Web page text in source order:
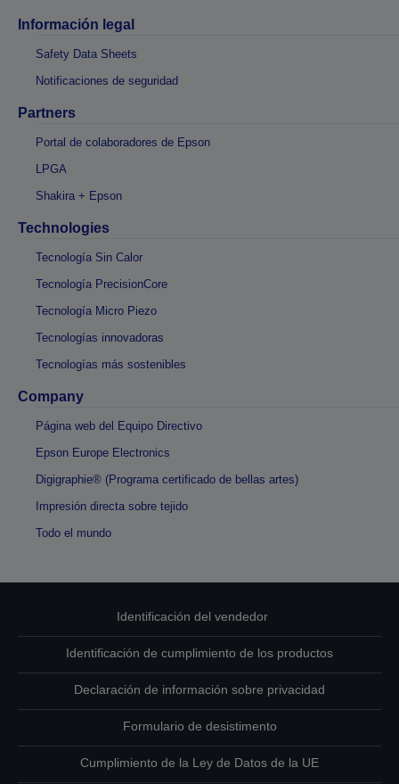
Información legal
Safety Data Sheets
Notificaciones de seguridad
Partners
Portal de colaboradores de Epson
LPGA
Shakira + Epson
Technologies
Tecnología Sin Calor
Tecnología PrecisionCore
Tecnología Micro Piezo
Tecnologías innovadoras
Tecnologías más sostenibles
Company
Página web del Equipo Directivo
Epson Europe Electronics
Digigraphie® (Programa certificado de bellas artes)
Impresión directa sobre tejido
Todo el mundo
Identificación del vendedor
Identificación de cumplimiento de los productos
Declaración de información sobre privacidad
Formulario de desistimento
Cumplimiento de la Ley de Datos de la UE